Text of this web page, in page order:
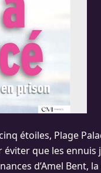
étoiles, Plage
que les ennuis
d’Amel Bent,